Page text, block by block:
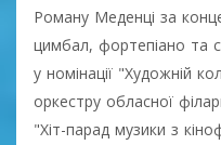
Роману Меденці за
цимбал, фортепіано та
у номінації "Художній
оркестру обласної
"Хіт-парад музики з